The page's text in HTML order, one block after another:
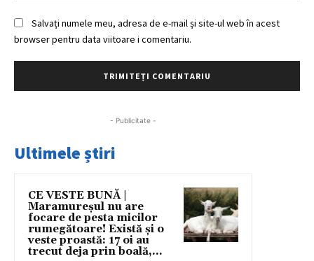
Salvați numele meu, adresa de e-mail și site-ul web în acest
browser pentru data viitoare i comentariu.
- Publicitate -
Ultimele știri
CE VESTE BUNĂ |
Maramureșul nu are
focare de pesta micilor
rumegătoare! Există și o
veste proastă: 17 oi au
trecut deja prin boală,...